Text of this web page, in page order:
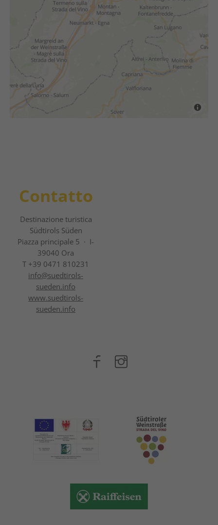
Contatto
Destinazione turistica
Südtirols Süden
Piazza principale 5 · I-
39040 Ora
T +39 0471 810231
info@suedtirols-
sueden.info
www.suedtirols-
sueden.info